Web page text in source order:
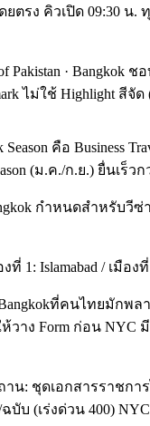
ดยตรง คิวเปิด
· Bangkok ชอ
ไม่ใช้ Highlight
คือ
(ม.ค./ก.ย.) ยื่นเร็วก
กำหนดสำหรับ
1: Islamabad / เมือ
ที่คนไทยมัก
วาง Form ก่อน
น: ชุดเอกสารราชก
บับ (เร่งด่วน 400)